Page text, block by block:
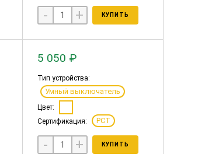
- + КУПИТЬ
5 050 ₽
Тип устройства:
Умный выключатель
Цвет:
Сертификация:
РСТ
- + КУПИТЬ